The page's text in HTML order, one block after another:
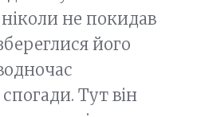
не покидав
його
Тут він